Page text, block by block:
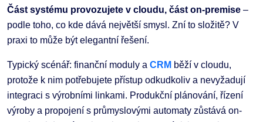
Část systému provozujete v cloudu, část on-premise –
podle toho, co kde dává největší smysl. Zní to složitě? V
praxi to může být elegantní řešení.
Typický scénář: finanční moduly a CRM běží v cloudu,
protože k nim potřebujete přístup odkudkoliv a nevyžadují
integraci s výrobními linkami. Produkční plánování, řízení
výroby a propojení s průmyslovými automaty zůstává on-